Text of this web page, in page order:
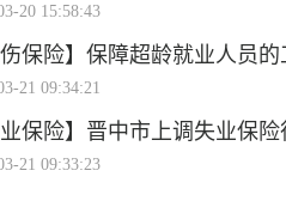
20 15:58:43
伤保险】保障超龄就业人员
21 09:34:21
业保险】晋中市上调失业保
21 09:33:23